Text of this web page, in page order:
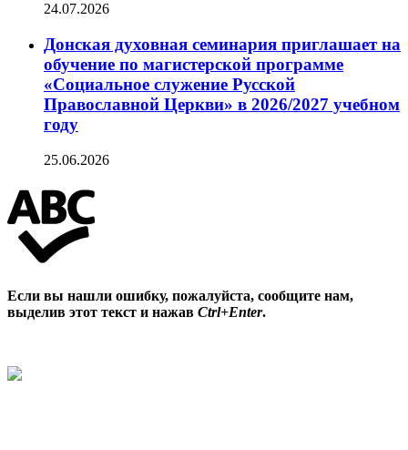
24.07.2026
Донская духовная семинария приглашает на
обучение по магистерской программе
«Социальное служение Русской
Православной Церкви» в 2026/2027 учебном
году
25.06.2026
Если вы нашли ошибку, пожалуйста, сообщите нам,
выделив этот текст и нажав Ctrl+Enter.